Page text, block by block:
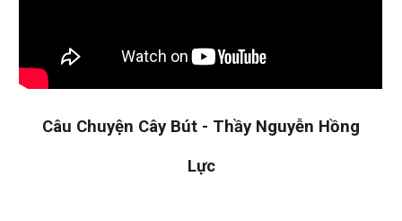
Câu Chuyện Cây Bút - Thầy Nguyễn Hồng
Lực